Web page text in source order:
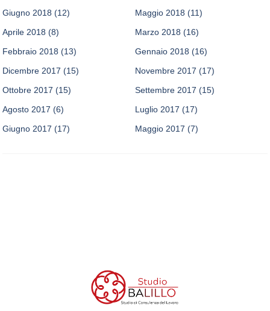
Giugno 2018 (12) Maggio 2018 (11)
Aprile 2018 (8) Marzo 2018 (16)
Febbraio 2018 (13) Gennaio 2018 (16)
Dicembre 2017 (15) Novembre 2017 (17)
Ottobre 2017 (15) Settembre 2017 (15)
Agosto 2017 (6) Luglio 2017 (17)
Giugno 2017 (17) Maggio 2017 (7)